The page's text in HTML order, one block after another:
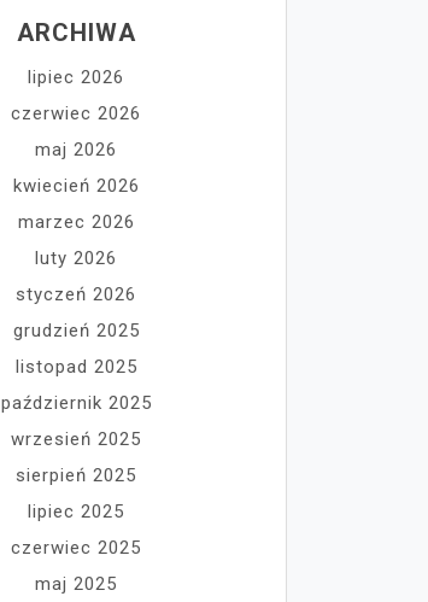
ARCHIWA
lipiec 2026
czerwiec 2026
maj 2026
kwiecień 2026
marzec 2026
luty 2026
styczeń 2026
grudzień 2025
listopad 2025
październik 2025
wrzesień 2025
sierpień 2025
lipiec 2025
czerwiec 2025
maj 2025